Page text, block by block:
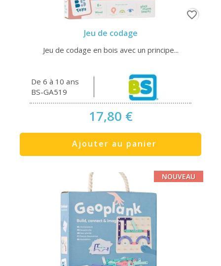
Jeu de codage
Jeu de codage en bois avec un principe...
De 6 à 10 ans
BS-GA519
17,80 €
Ajouter au panier
favorite_border
NOUVEAU